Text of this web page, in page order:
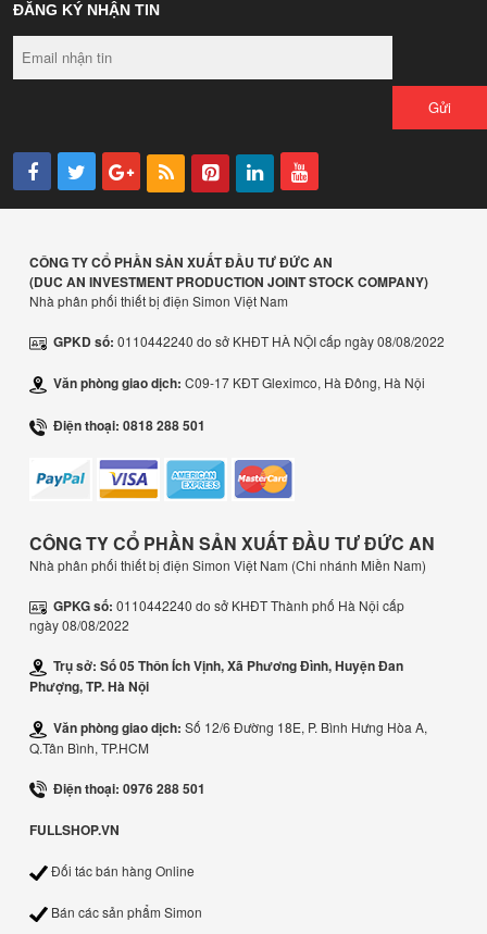
ĐĂNG KÝ NHẬN TIN
Gửi
CÔNG TY CỔ PHẦN SẢN XUẤT ĐẦU TƯ ĐỨC AN
(DUC AN INVESTMENT PRODUCTION JOINT STOCK COMPANY)
Nhà phân phối thiết bị điện Simon Việt Nam
GPKD số: 0110442240 do sở KHĐT HÀ NỘI cấp ngày 08/08/2022
Văn phòng giao dịch: C09-17 KĐT Gleximco, Hà Đông, Hà Nội
Điện thoại: 0818 288 501
CÔNG TY CỔ PHẦN SẢN XUẤT ĐẦU TƯ ĐỨC AN
Nhà phân phối thiết bị điện Simon Việt Nam (Chi nhánh Miền Nam)
GPKG số: 0110442240 do sở KHĐT Thành phố Hà Nội cấp
ngày 08/08/2022
Trụ sở: Số 05 Thôn Ích Vịnh, Xã Phương Đình, Huyện Đan
Phượng, TP. Hà Nội
Văn phòng giao dịch: Số 12/6 Đường 18E, P. Bình Hưng Hòa A,
Q.Tân Bình, TP.HCM
Điện thoại: 0976 288 501
FULLSHOP.VN
Đối tác bán hàng Online
Bán các sản phẩm Simon